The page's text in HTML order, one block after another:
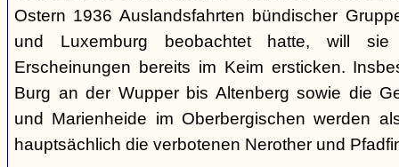
Ostern 1936 Auslandsfahrten bündischer
und Luxemburg beobachtet hatte, will
Erscheinungen bereits im Keim ersticken.
Burg an der Wupper bis Altenberg sowie die
und Marienheide im Oberbergischen werden
hauptsächlich die verbotenen Nerother und